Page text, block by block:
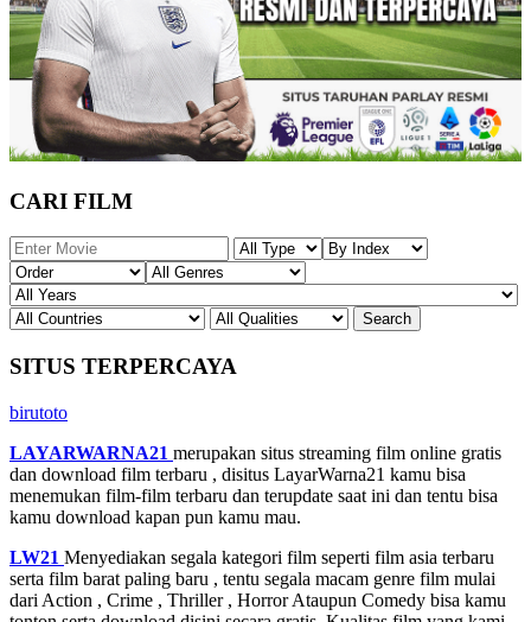
CARI FILM
SITUS TERPERCAYA
birutoto
LAYARWARNA21 merupakan situs streaming film online gratis
dan download film terbaru , disitus LayarWarna21 kamu bisa
menemukan film-film terbaru dan terupdate saat ini dan tentu bisa
kamu download kapan pun kamu mau.
LW21 Menyediakan segala kategori film seperti film asia terbaru
serta film barat paling baru , tentu segala macam genre film mulai
dari Action , Crime , Thriller , Horror Ataupun Comedy bisa kamu